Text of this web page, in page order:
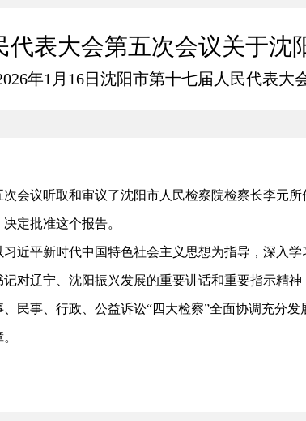
代表大会第五次会议关于沈
2026年1月16日沈阳市第十七届人民代表大
议听取和审议了沈阳市人民检察院检察长李元所
定批准这个报告。
平新时代中国特色社会主义思想为指导，深入学
对辽宁、沈阳振兴发展的重要讲话和重要指示精
民事、行政、公益诉讼“四大检察”全面协调充分